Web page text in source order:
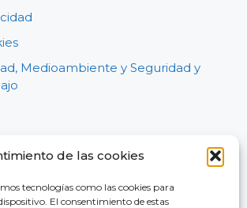
de las cookies
tecnologías como las cookies para
El consentimiento de estas
Medioambiente y Seguridad y